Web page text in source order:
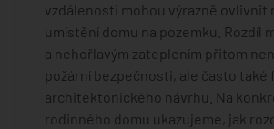
vzdálenosti mohou výrazně ovlivnit
umístění domu na pozemku. Rozdíl
a nehořlavým zateplením přitom
požární bezpečnosti, ale často
architektonického návrhu. Na
rodinného domu ukazujeme, jak